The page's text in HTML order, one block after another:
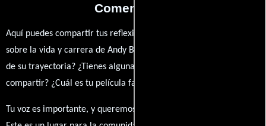
Comentarios
Aquí puedes compartir tus reflexiones, anécdotas y opiniones
sobre la vida y carrera de Andy Bottomley. ¿Qué te ha inspirado
de su trayectoria? ¿Tienes alguna anécdota personal que desees
compartir? ¿Cuál es tu película favorita en la que ha participado?
Tu voz es importante, y queremos escuchar tus pensamientos.